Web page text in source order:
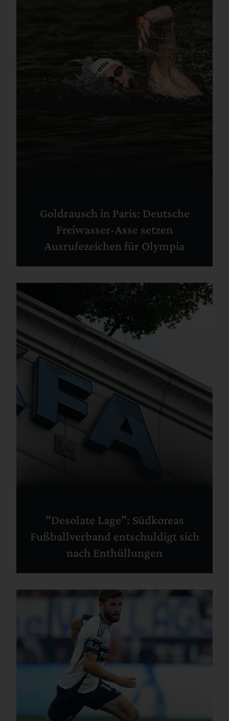
Goldrausch in Paris: Deutsche
Freiwasser-Asse setzen
Ausrufezeichen für Olympia
"Desolate Lage": Südkoreas
Fußballverband entschuldigt sich
nach Enthüllungen